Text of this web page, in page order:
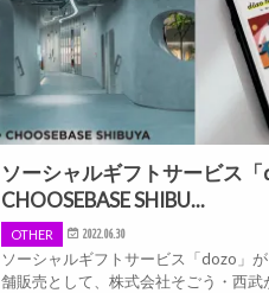
ソーシャルギフトサービス「
CHOOSEBASE SHIBU...
OTHER 2022.06.30
ソーシャルギフトサービス「dozo」
舗販売として、株式会社そごう・西武